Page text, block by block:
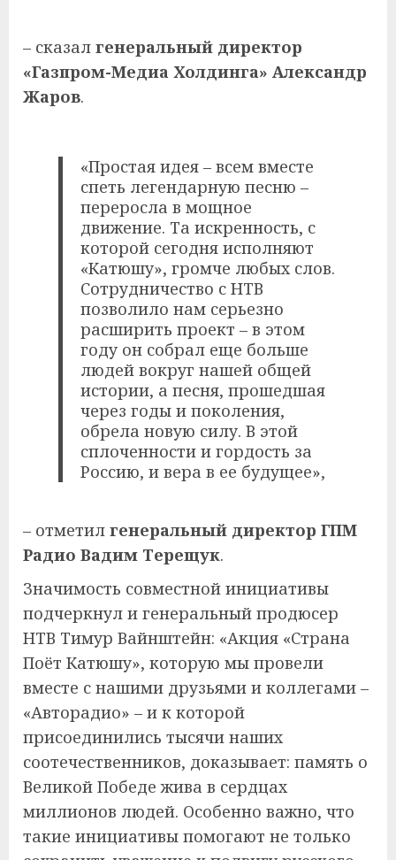
– сказал генеральный директор
«Газпром-Медиа Холдинга» Александр
Жаров.
«Простая идея – всем вместе
спеть легендарную песню –
переросла в мощное
движение. Та искренность, с
которой сегодня исполняют
«Катюшу», громче любых слов.
Сотрудничество с НТВ
позволило нам серьезно
расширить проект – в этом
году он собрал еще больше
людей вокруг нашей общей
истории, а песня, прошедшая
через годы и поколения,
обрела новую силу. В этой
сплоченности и гордость за
Россию, и вера в ее будущее»,
– отметил генеральный директор ГПМ
Радио Вадим Терещук.
Значимость совместной инициативы
подчеркнул и генеральный продюсер
НТВ Тимур Вайнштейн: «Акция «Страна
Поёт Катюшу», которую мы провели
вместе с нашими друзьями и коллегами –
«Авторадио» – и к которой
присоединились тысячи наших
соотечественников, доказывает: память о
Великой Победе жива в сердцах
миллионов людей. Особенно важно, что
такие инициативы помогают не только